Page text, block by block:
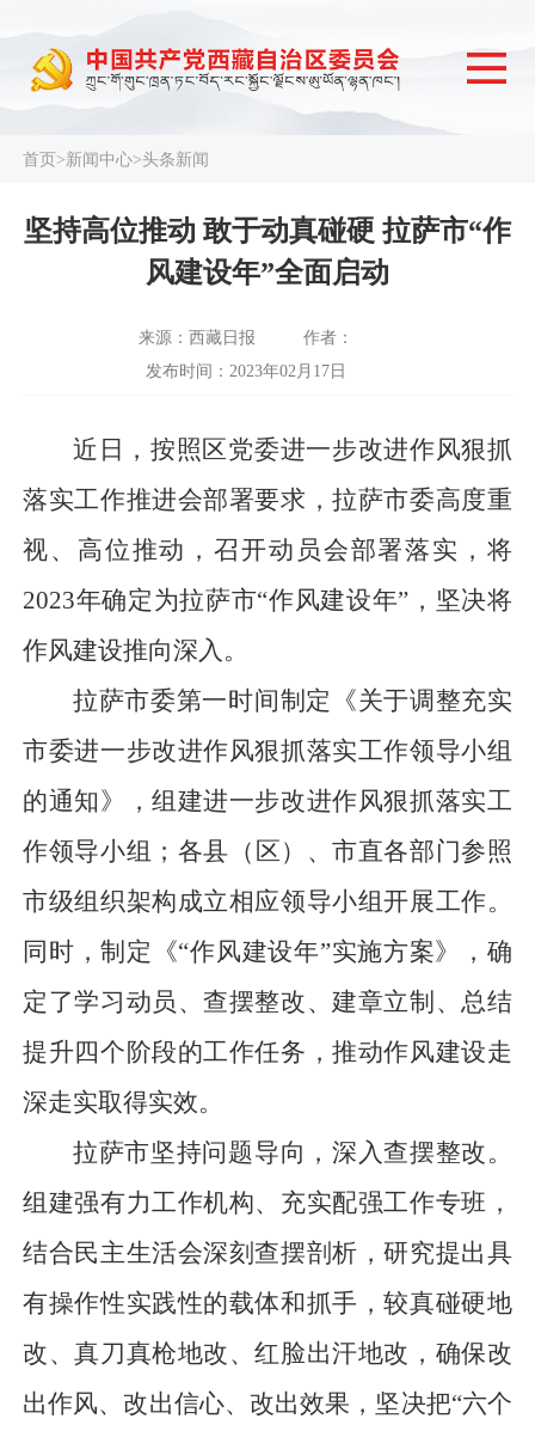
首页>新闻中心>头条新闻
坚持高位推动 敢于动真碰硬 拉萨市“作
风建设年”全面启动
来源：西藏日报
作者：
发布时间：2023年02月17日
近日，按照区党委进一步改进作风狠抓
落实工作推进会部署要求，拉萨市委高度重
视、高位推动，召开动员会部署落实，将
2023年确定为拉萨市“作风建设年”，坚决将
作风建设推向深入。
拉萨市委第一时间制定《关于调整充实
市委进一步改进作风狠抓落实工作领导小组
的通知》，组建进一步改进作风狠抓落实工
作领导小组；各县（区）、市直各部门参照
市级组织架构成立相应领导小组开展工作。
同时，制定《“作风建设年”实施方案》，确
定了学习动员、查摆整改、建章立制、总结
提升四个阶段的工作任务，推动作风建设走
深走实取得实效。
拉萨市坚持问题导向，深入查摆整改。
组建强有力工作机构、充实配强工作专班，
结合民主生活会深刻查摆剖析，研究提出具
有操作性实践性的载体和抓手，较真碰硬地
改、真刀真枪地改、红脸出汗地改，确保改
出作风、改出信心、改出效果，坚决把“六个